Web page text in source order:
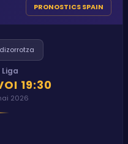
PRONOSTICS SPAIN
Liga
19:30
2026